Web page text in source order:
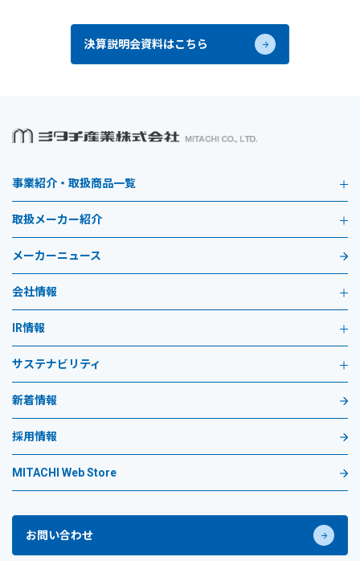
決算説明会資料はこちら
事業紹介・取扱商品一覧
取扱メーカー紹介
メーカーニュース
会社情報
IR情報
サステナビリティ
新着情報
採用情報
MITACHI Web Store
お問い合わせ